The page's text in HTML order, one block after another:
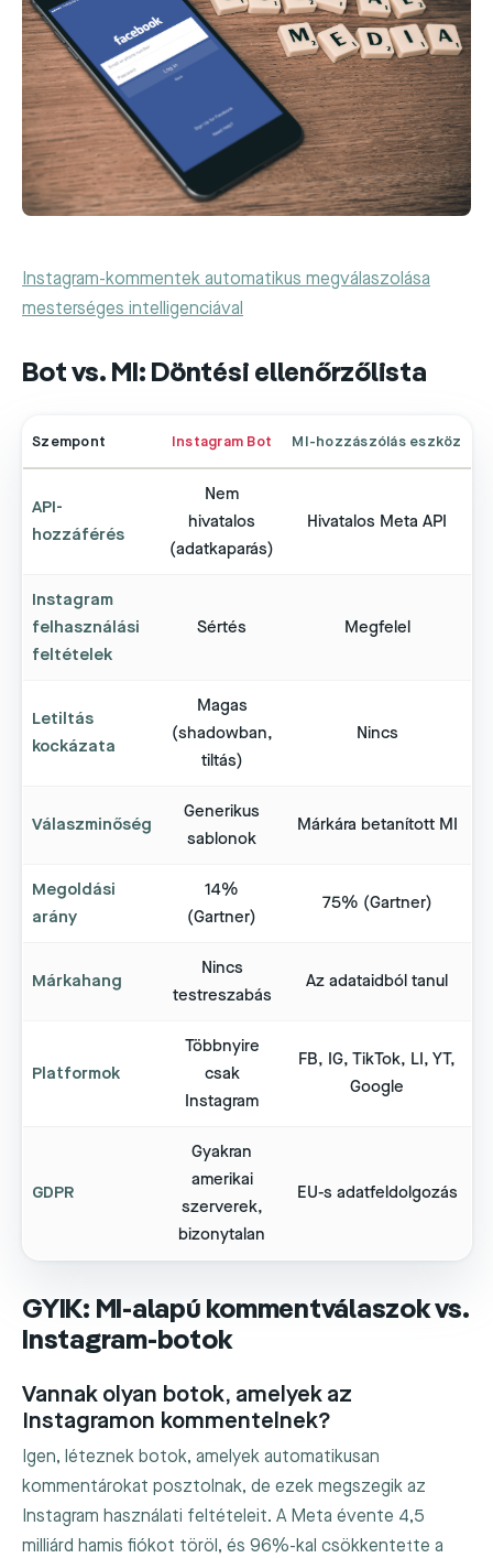
Instagram-kommentek automatikus megválaszolása
mesterséges intelligenciával
Bot vs. MI: Döntési ellenőrzőlista
Szempont Instagram Bot MI-hozzászólás eszköz
API-
hozzáférés
Nem
hivatalos
(adatkaparás)
Hivatalos Meta API
Instagram
felhasználási
feltételek
Sértés Megfelel
Letiltás
kockázata
Magas
(shadowban,
tiltás)
Nincs
Válaszminőség
Generikus
sablonok
Márkára betanított MI
Megoldási
arány
14%
(Gartner)
75% (Gartner)
Márkahang
Nincs
testreszabás
Az adataidból tanul
Platformok
Többnyire
csak
Instagram
FB, IG, TikTok, LI, YT,
Google
GDPR
Gyakran
amerikai
szerverek,
bizonytalan
EU-s adatfeldolgozás
GYIK: MI-alapú kommentválaszok vs.
Instagram-botok
Vannak olyan botok, amelyek az
Instagramon kommentelnek?
Igen, léteznek botok, amelyek automatikusan
kommentárokat posztolnak, de ezek megszegik az
Instagram használati feltételeit. A Meta évente 4,5
milliárd hamis fiókot töröl, és 96%-kal csökkentette a